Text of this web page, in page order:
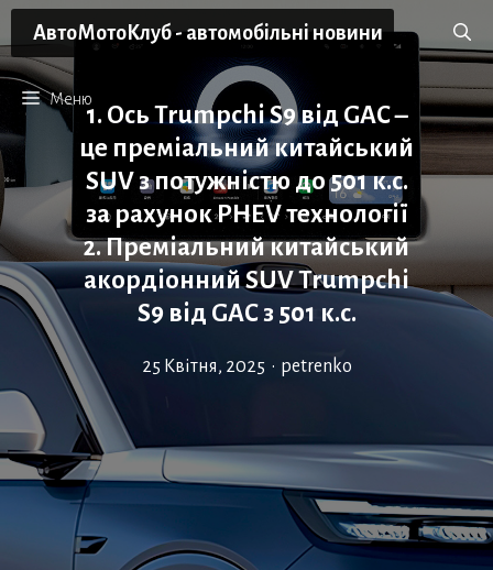
Перейти
до
вмісту
АвтоМотоКлуб - автомобільні новини
Меню
1. Ось Trumpchi S9 від GAC –
це преміальний китайський
SUV з потужністю до 501 к.с.
за рахунок PHEV технології
2. Преміальний китайський
акордіонний SUV Trumpchi
S9 від GAC з 501 к.с.
25 Квітня, 2025 • petrenko